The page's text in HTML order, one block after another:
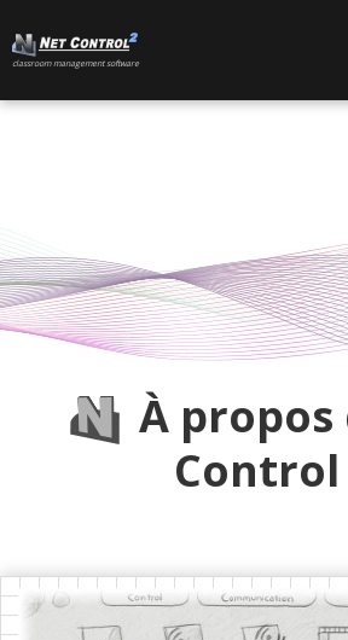
сlassroom management software
À propos
Control